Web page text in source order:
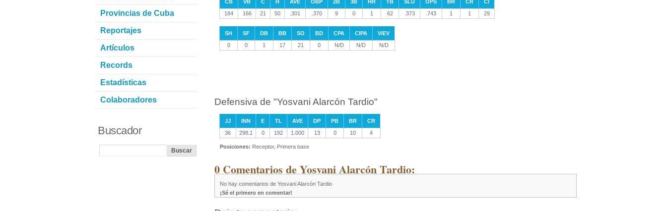
CB VB C H AVE OBP 2B 3B HR TB SLU OPS BR CR
CI
184
166 21 50 .301 .370 9 0 1 62 .373 .743 1 1 29
SH SF DB BB SO BD CPA CIPA
VIEV
0
0 1 17 21 0 N/D N/D N/D
Defensiva de "Yosvani Alarcón Tardio"
JJ INN E TL AVE DP PB BR
CR
36
298.1 0 192 1.000 13 0 10 4
Posiciones: Receptor, Primera base
0 Comentarios de Yosvani Alarcón Tardio:
No hay comentarios de Yosvani Alarcón Tardio
¡Sé el primero en comentar!
Provincias de Cuba
Reportajes
Artículos
Records
Estadísticas
Colaboradores
Buscador